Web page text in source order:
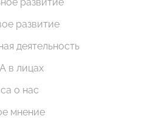
развитие
деятельность
в лицах
о нас
мнение